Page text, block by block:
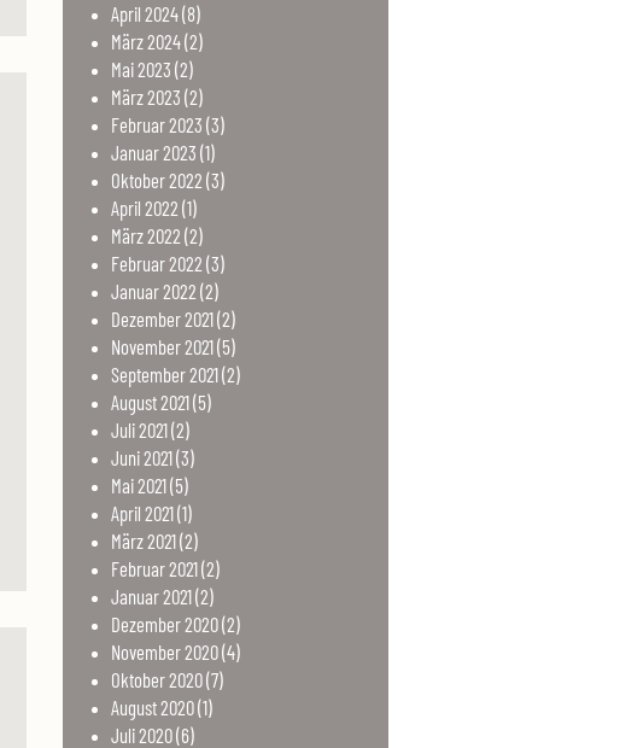
April 2024(8)
März2024(2)
Mai2023 (2)
März2023 (2)
Februar2023 (3)
Januar2023 (1)
Oktober2022 (3)
April 2022 (1)
März2022 (2)
Februar2022 (3)
Januar2022 (2)
Dezember2021(2)
November2021(5)
September2021(2)
August2021(5)
Juli2021(2)
Juni2021(3)
Mai2021(5)
April 2021(1)
März2021(2)
Februar2021(2)
Januar2021(2)
Dezember2020(2)
November2020(4)
Oktober2020(7)
August2020(1)
Juli2020(6)